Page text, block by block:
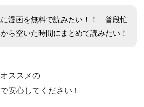
に漫画を無料で読みたい！！ 普段忙
から空いた時間にまとめて読みたい！
ススメの
安心してください！